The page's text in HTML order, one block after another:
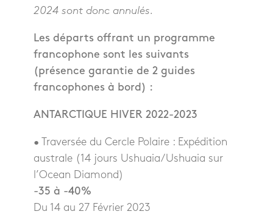
2024 sont donc annulés.
Les départs offrant un programme
francophone sont les suivants
(présence garantie de 2 guides
francophones à bord) :
ANTARCTIQUE HIVER 2022-2023
• Traversée du Cercle Polaire : Expédition
australe (14 jours Ushuaia/Ushuaia sur
l’Ocean Diamond)
-35 à -40%
Du 14 au 27 Février 2023